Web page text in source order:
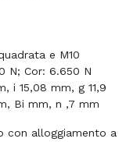
e M10
N; Cor: 6.650 N
i 15,08 mm, g 11,9
Bi mm, n ,7 mm
con alloggiamento a